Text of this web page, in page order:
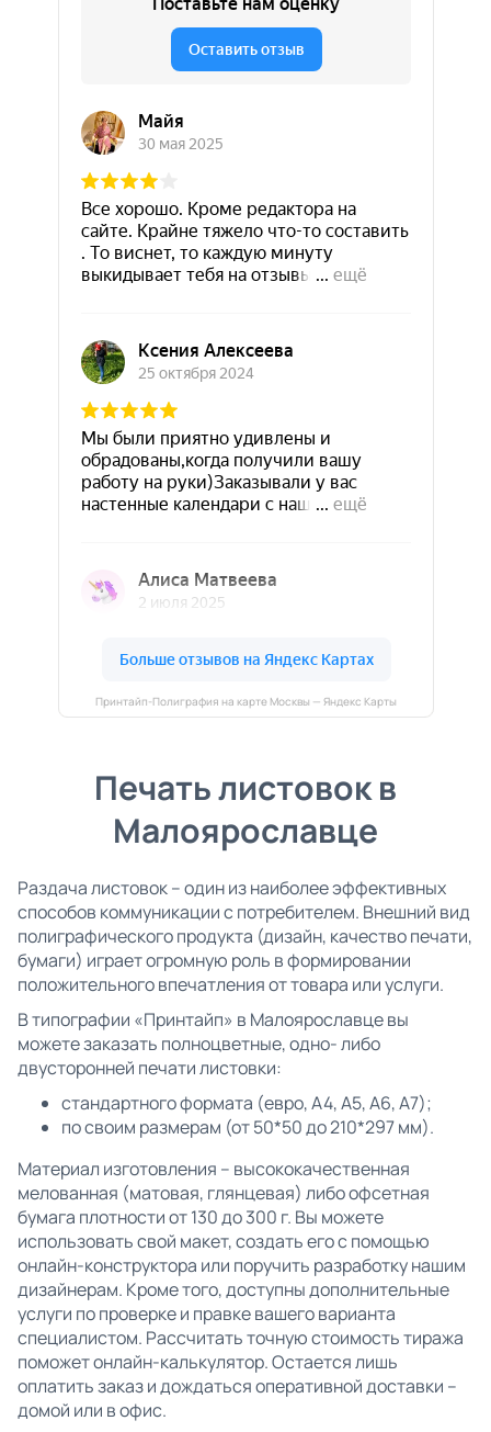
Принтайп-Полиграфия на карте Москвы — Яндекс Карты
Печать листовок в
Малоярославце
Раздача листовок – один из наиболее эффективных
способов коммуникации с потребителем. Внешний вид
полиграфического продукта (дизайн, качество печати,
бумаги) играет огромную роль в формировании
положительного впечатления от товара или услуги.
В типографии «Принтайп» в Малоярославце вы
можете заказать полноцветные, одно- либо
двусторонней печати листовки:
стандартного формата (евро, А4, А5, А6, А7);
по своим размерам (от 50*50 до 210*297 мм).
Материал изготовления – высококачественная
мелованная (матовая, глянцевая) либо офсетная
бумага плотности от 130 до 300 г. Вы можете
использовать свой макет, создать его с помощью
онлайн-конструктора или поручить разработку нашим
дизайнерам. Кроме того, доступны дополнительные
услуги по проверке и правке вашего варианта
специалистом. Рассчитать точную стоимость тиража
поможет онлайн-калькулятор. Остается лишь
оплатить заказ и дождаться оперативной доставки –
домой или в офис.